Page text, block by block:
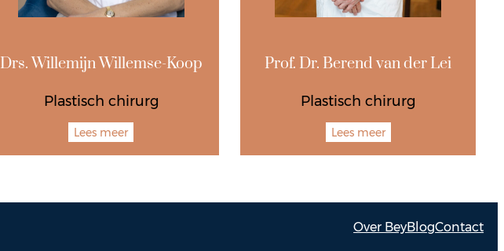
Drs. Willemijn Willemse-Koop
Plastisch chirurg
Lees meer
Prof. Dr. Berend van der Lei
Plastisch chirurg
Lees meer
Over BeyBlogContact